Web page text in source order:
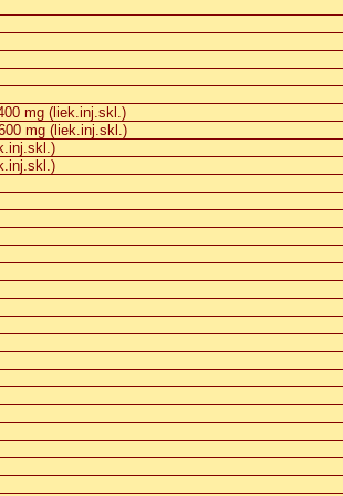
mg (liek.inj.skl.)
mg (liek.inj.skl.)